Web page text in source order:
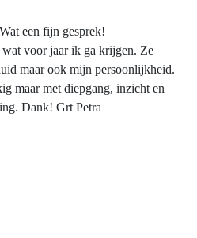
een fijn gesprek!
voor jaar ik ga krijgen. Ze
maar ook mijn persoonlijkheid.
maar met diepgang, inzicht en
Dank! Grt Petra